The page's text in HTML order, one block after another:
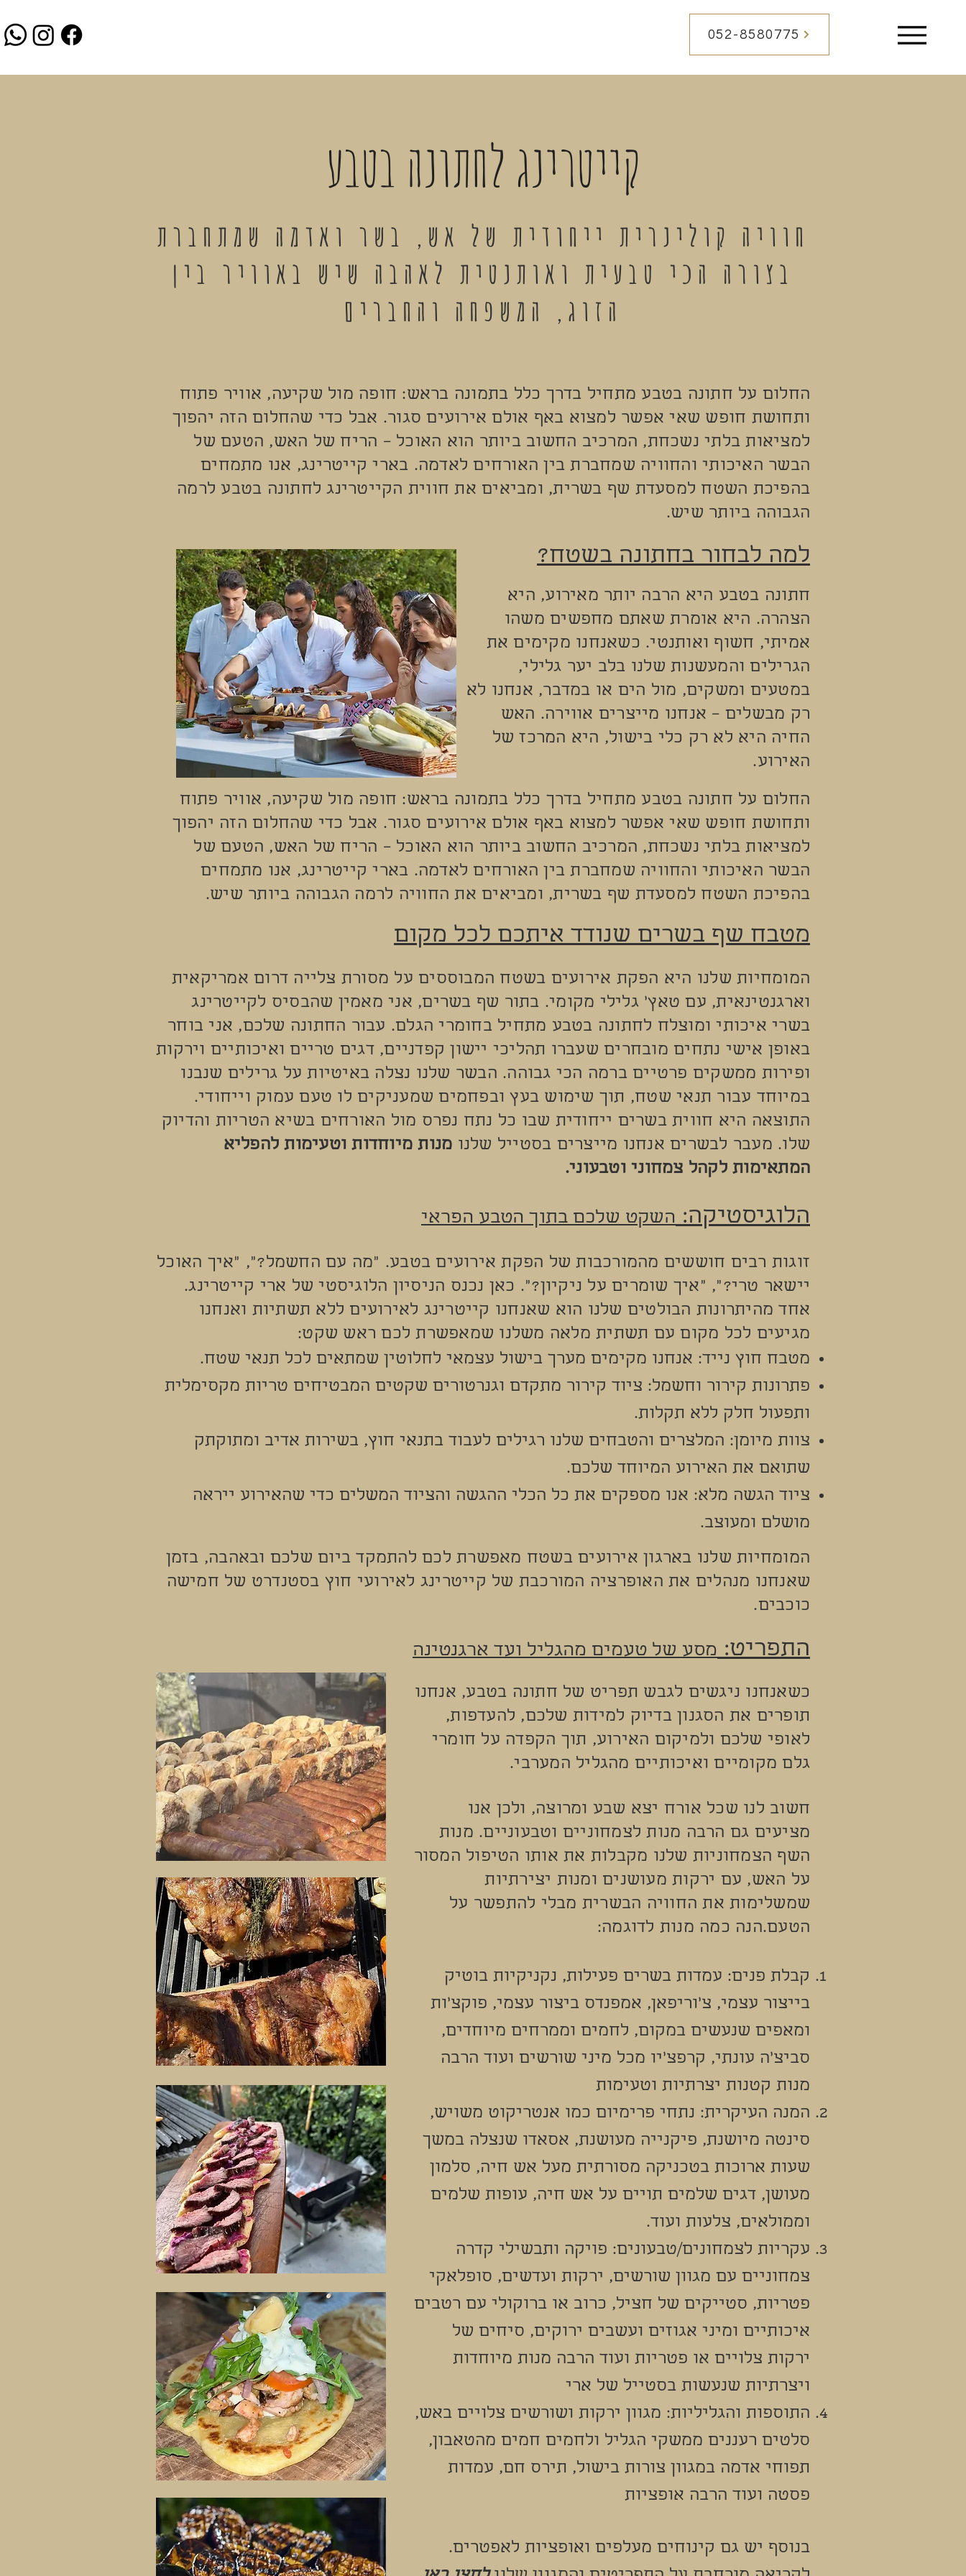
052-8580775
קייטרינג לחתונה בטבע
חוויה קולינרית ייחודית של אש, בשר ואדמה שמתחברת
בצורה הכי טבעית ואותנטית לאהבה שיש באוויר בין
הזוג, המשפחה והחברים
החלום על חתונה בטבע מתחיל בדרך כלל בתמונה בראש: חופה מול שקיעה, אוויר פתוח
ותחושת חופש שאי אפשר למצוא באף אולם אירועים סגור. אבל כדי שהחלום הזה יהפוך
למציאות בלתי נשכחת, המרכיב החשוב ביותר הוא האוכל – הריח של האש, הטעם של
הבשר האיכותי והחוויה שמחברת בין האורחים לאדמה. בארי קייטרינג, אנו מתמחים
בהפיכת השטח למסעדת שף בשרית, ומביאים את חווית הקייטרינג לחתונה בטבע לרמה
הגבוהה ביותר שיש.
למה לבחור בחתונה בשטח?
חתונה בטבע היא הרבה יותר מאירוע, היא
הצהרה. היא אומרת שאתם מחפשים משהו
אמיתי, חשוף ואותנטי. כשאנחנו מקימים את
הגרילים והמעשנות שלנו בלב יער גלילי,
במטעים ומשקים, מול הים או במדבר, אנחנו לא
רק מבשלים – אנחנו מייצרים אווירה. האש
החיה היא לא רק כלי בישול, היא המרכז של
האירוע.
החלום על חתונה בטבע מתחיל בדרך כלל בתמונה בראש: חופה מול שקיעה, אוויר פתוח
ותחושת חופש שאי אפשר למצוא באף אולם אירועים סגור. אבל כדי שהחלום הזה יהפוך
למציאות בלתי נשכחת, המרכיב החשוב ביותר הוא האוכל – הריח של האש, הטעם של
הבשר האיכותי והחוויה שמחברת בין האורחים לאדמה. בארי קייטרינג, אנו מתמחים
בהפיכת השטח למסעדת שף בשרית, ומביאים את החוויה לרמה הגבוהה ביותר שיש.
מטבח שף בשרים שנודד איתכם לכל מקום
המומחיות שלנו היא הפקת אירועים בשטח המבוססים על מסורת צלייה דרום אמריקאית
וארגנטינאית, עם טאץ' גלילי מקומי. בתור שף בשרים, אני מאמין שהבסיס לקייטרינג
בשרי איכותי ומוצלח לחתונה בטבע מתחיל בחומרי הגלם. עבור החתונה שלכם, אני בוחר
באופן אישי נתחים מובחרים שעברו תהליכי יישון קפדניים, דגים טריים ואיכותיים וירקות
ופירות ממשקים פרטיים ברמה הכי גבוהה. הבשר שלנו נצלה באיטיות על גרילים שנבנו
במיוחד עבור תנאי שטח, תוך שימוש בעץ ובפחמים שמעניקים לו טעם עמוק וייחודי.
התוצאה היא חווית בשרים ייחודית שבו כל נתח נפרס מול האורחים בשיא הטריות והדיוק
שלו. מעבר לבשרים אנחנו מייצרים בסטייל שלנו מנות מיוחדות וטעימות להפליא
המתאימות לקהל צמחוני וטבעוני.
הלוגיסטיקה:השקט שלכם בתוך הטבע הפראי
זוגות רבים חוששים מהמורכבות של הפקת אירועים בטבע. "מה עם החשמל?", "איך האוכל
יישאר טרי?", "איך שומרים על ניקיון?". כאן נכנס הניסיון הלוגיסטי של ארי קייטרינג.
אחד מהיתרונות הבולטים שלנו הוא שאנחנו קייטרינג לאירועים ללא תשתיות ואנחנו
מגיעים לכל מקום עם תשתית מלאה משלנו שמאפשרת לכם ראש שקט:
מטבח חוץ נייד: אנחנו מקימים מערך בישול עצמאי לחלוטין שמתאים לכל תנאי שטח.
פתרונות קירור וחשמל: ציוד קירור מתקדם וגנרטורים שקטים המבטיחים טריות מקסימלית
ותפעול חלק ללא תקלות.
צוות מיומן: המלצרים והטבחים שלנו רגילים לעבוד בתנאי חוץ, בשירות אדיב ומתוקתק
שתואם את האירוע המיוחד שלכם.
ציוד הגשה מלא: אנו מספקים את כל הכלי ההגשה והציוד המשלים כדי שהאירוע ייראה
מושלם ומעוצב.
המומחיות שלנו בארגון אירועים בשטח מאפשרת לכם להתמקד ביום שלכם ובאהבה, בזמן
שאנחנו מנהלים את האופרציה המורכבת של קייטרינג לאירועי חוץ בסטנדרט של חמישה
כוכבים.
התפריט:מסע של טעמים מהגליל ועד ארגנטינה
כשאנחנו ניגשים לגבש תפריט של חתונה בטבע, אנחנו
תופרים את הסגנון בדיוק למידות שלכם, להעדפות,
לאופי שלכם ולמיקום האירוע, תוך הקפדה על חומרי
גלם מקומיים ואיכותיים מהגליל המערבי.
חשוב לנו שכל אורח יצא שבע ומרוצה, ולכן אנו
מציעים גם הרבה מנות לצמחוניים וטבעוניים. מנות
השף הצמחוניות שלנו מקבלות את אותו הטיפול המסור
על האש, עם ירקות מעושנים ומנות יצירתיות
שמשלימות את החוויה הבשרית מבלי להתפשר על
הטעם.הנה כמה מנות לדוגמה:
קבלת פנים: עמדות בשרים פעילות, נקניקיות בוטיק
בייצור עצמי, צ׳וריפאן, אמפנדס ביצור עצמי, פוקצ׳ות
ומאפים שנעשים במקום, לחמים וממרחים מיוחדים,
סביצ׳ה עונתי, קרפצ׳יו מכל מיני שורשים ועוד הרבה
מנות קטנות יצרתיות וטעימות
המנה העיקרית: נתחי פרימיום כמו אנטריקוט משויש,
סינטה מיושנת, פיקנייה מעושנת, אסאדו שנצלה במשך
שעות ארוכות בטכניקה מסורתית מעל אש חיה, סלמון
מעושן, דגים שלמים תויים על אש חיה, עופות שלמים
וממולאים, צלעות ועוד.
עקריות לצמחונים/טבעונים: פויקה ותבשילי קדרה
צמחוניים עם מגוון שורשים, ירקות ועדשים, סופלאקי
פטריות, סטייקים של חציל, כרוב או ברוקולי עם רטבים
איכותיים ומיני אגוזים ועשבים ירוקים, סיחים של
ירקות צלויים או פטריות ועוד הרבה מנות מיוחדות
ויצרתיות שנעשות בסטייל של ארי
התוספות והגליליות: מגוון ירקות ושורשים צלויים באש,
סלטים רעננים ממשקי הגליל ולחמים חמים מהטאבון,
תפוחי אדמה במגוון צורות בישול, תירס חם, עמדות
פסטה ועוד הרבה אופציות
בנוסף יש גם קינוחים מעלפים ואופציות לאפטרים.